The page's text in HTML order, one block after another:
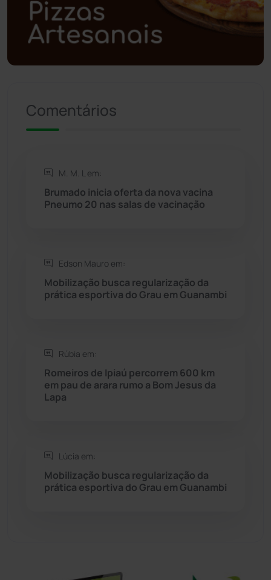
Polícia Militar (27)
Política
Riacho de Santana
Rio do Antônio
Rio do Pires
Seabra
Sudoeste Baiano (1530)
Tecnologia
Comentários
M. M. L em:
Brumado inicia oferta da nova vacina
Pneumo 20 nas salas de vacinação
Edson Mauro em:
Mobilização busca regularização da
prática esportiva do Grau em Guanambi
Rúbia em:
Romeiros de Ipiaú percorrem 600 km
em pau de arara rumo a Bom Jesus da
Lapa
Lúcia em:
Mobilização busca regularização da
prática esportiva do Grau em Guanambi